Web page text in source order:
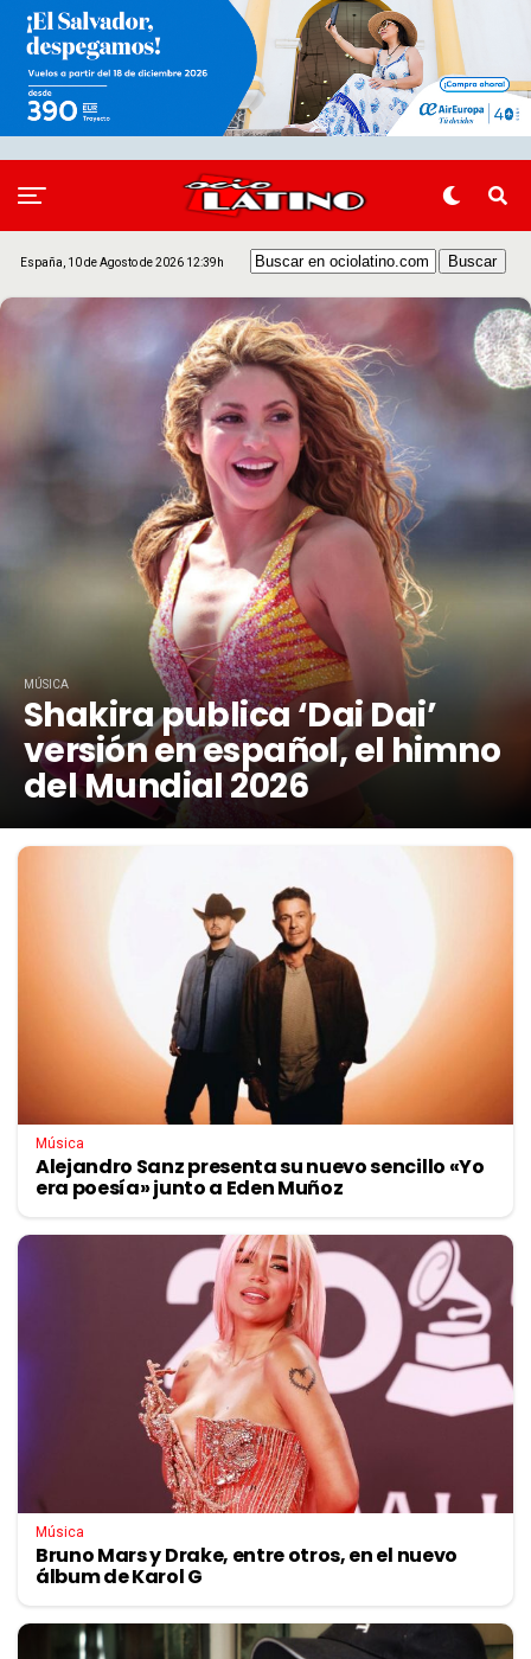
España, 10 de Agosto de 2026 12:39h
MÚSICA
Shakira publica ‘Dai Dai’
versión en español, el himno
del Mundial 2026
Música
Alejandro Sanz presenta su nuevo sencillo «Yo
era poesía» junto a Eden Muñoz
Música
Bruno Mars y Drake, entre otros, en el nuevo
álbum de Karol G